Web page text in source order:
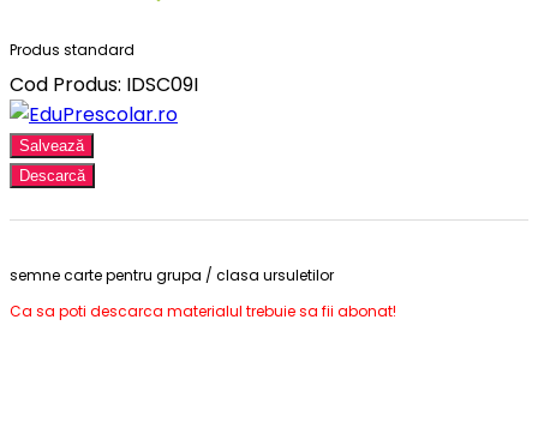
Produs standard
Cod Produs: IDSC09I
Salvează
Descarcă
semne carte pentru grupa / clasa ursuletilor
Ca sa poti descarca materialul trebuie sa fii abonat!